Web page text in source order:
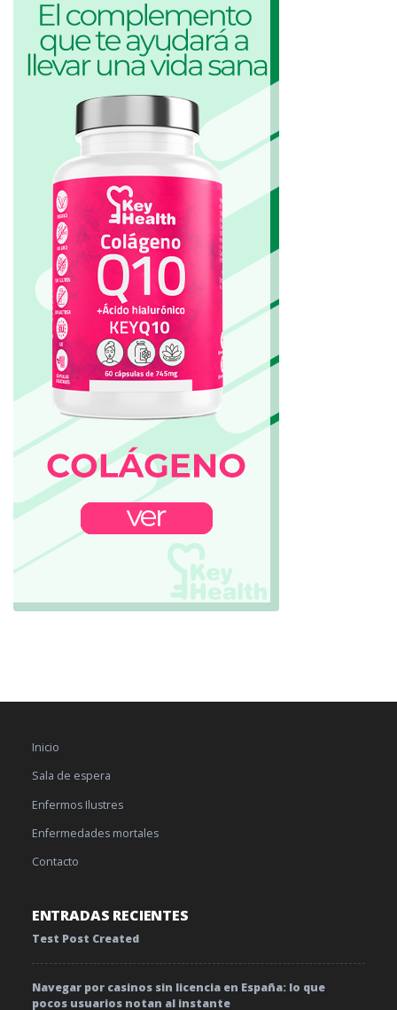
Inicio
Sala de espera
Enfermos Ilustres
Enfermedades mortales
Contacto
ENTRADAS RECIENTES
Test Post Created
Navegar por casinos sin licencia en España: lo que
pocos usuarios notan al instante